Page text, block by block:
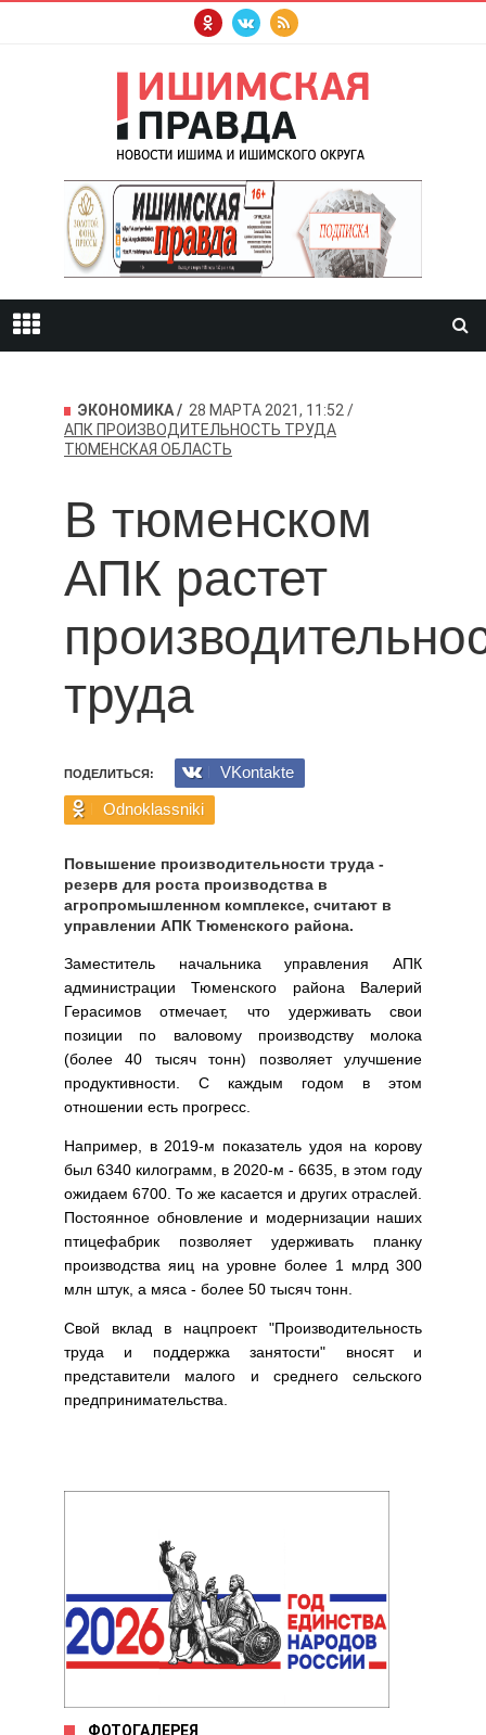
ЭКОНОМИКА
28 МАРТА 2021, 11:52
АПК ПРОИЗВОДИТЕЛЬНОСТЬ ТРУДА
ТЮМЕНСКАЯ ОБЛАСТЬ
В тюменском
АПК растет
труда
ПОДЕЛИТЬСЯ:
VKontakte
Odnoklassniki
Повышение производительности труда -
резерв для роста производства в
агропромышленном комплексе, считают в
управлении АПК Тюменского района.
Заместитель начальника управления АПК
администрации Тюменского района Валерий
Герасимов отмечает, что удерживать свои
позиции по валовому производству молока
(более 40 тысяч тонн) позволяет улучшение
продуктивности. С каждым годом в этом
отношении есть прогресс.
Например, в 2019-м показатель удоя на корову
был 6340 килограмм, в 2020-м - 6635, в этом году
ожидаем 6700. То же касается и других отраслей.
Постоянное обновление и модернизации наших
птицефабрик позволяет удерживать планку
производства яиц на уровне более 1 млрд 300
млн штук, а мяса - более 50 тысяч тонн.
Свой вклад в нацпроект "Производительность
труда и поддержка занятости" вносят и
представители малого и среднего сельского
предпринимательства.
ФОТОГАЛЕРЕЯ